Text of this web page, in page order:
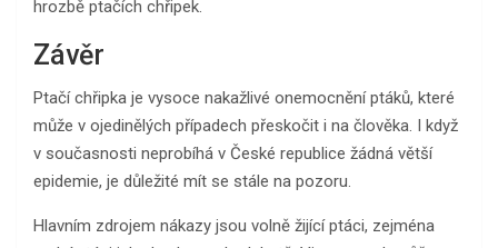
hrozbě ptačích chřipek.
Závěr
Ptačí chřipka je vysoce nakažlivé onemocnění ptáků, které
může v ojedinělých případech přeskočit i na člověka. I když
v současnosti neprobíhá v České republice žádná větší
epidemie, je důležité mít se stále na pozoru.
Hlavním zdrojem nákazy jsou volně žijící ptáci, zejména